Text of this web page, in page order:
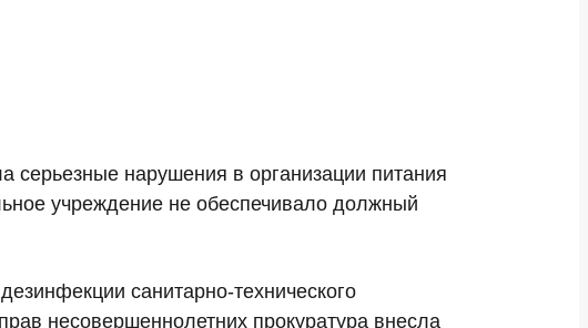
серьезные нарушения в организации питания
учреждение не обеспечивало должный
санитарно-технического
несовершеннолетних прокуратура внесла